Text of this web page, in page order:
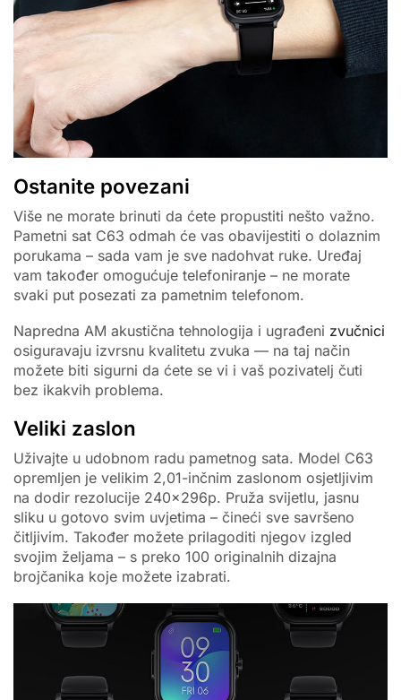
Ostanite povezani
Više ne morate brinuti da ćete propustiti nešto važno.
Pametni sat C63 odmah će vas obavijestiti o dolaznim
porukama – sada vam je sve nadohvat ruke. Uređaj
vam također omogućuje telefoniranje – ne morate
svaki put posezati za pametnim telefonom.
Napredna AM akustična tehnologija i ugrađeni zvučnici
osiguravaju izvrsnu kvalitetu zvuka — na taj način
možete biti sigurni da ćete se vi i vaš pozivatelj čuti
bez ikakvih problema.
Veliki zaslon
Uživajte u udobnom radu pametnog sata. Model C63
opremljen je velikim 2,01-inčnim zaslonom osjetljivim
na dodir rezolucije 240x296p. Pruža svijetlu, jasnu
sliku u gotovo svim uvjetima – čineći sve savršeno
čitljivim. Također možete prilagoditi njegov izgled
svojim željama – s preko 100 originalnih dizajna
brojčanika koje možete izabrati.